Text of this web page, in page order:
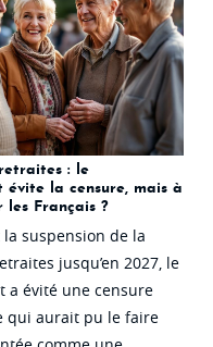
: le
évite la censure, mais à
Français ?
suspension de la
jusqu’en 2027, le
a évité une censure
qui aurait pu le faire